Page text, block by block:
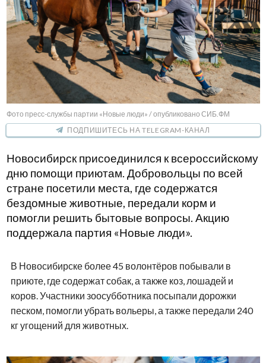
Фото пресс-службы партии «Новые люди» / опубликовано СИБ.ФМ
ПОДПИШИТЕСЬ НА TELEGRAM-КАНАЛ
Новосибирск присоединился к всероссийскому
дню помощи приютам. Добровольцы по всей
стране посетили места, где содержатся
бездомные животные, передали корм и
помогли решить бытовые вопросы. Акцию
поддержала партия «Новые люди».
В Новосибирске более 45 волонтёров побывали в
приюте, где содержат собак, а также коз, лошадей и
коров. Участники зоосубботника посыпали дорожки
песком, помогли убрать вольеры, а также передали 240
кг угощений для животных.